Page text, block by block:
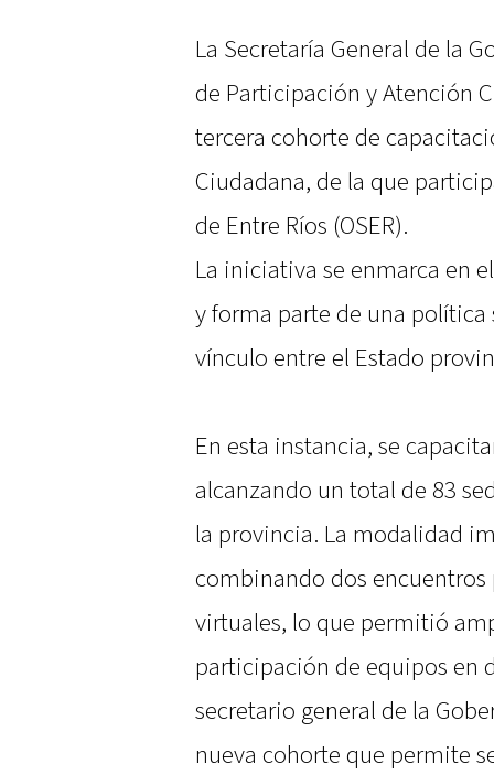
La Secretaría General de la
de Participación y Atención
tercera cohorte de
Ciudadana, de la que
de Entre Ríos (OSER).
La iniciativa se enmarca en
y forma parte de una
vínculo entre el Estado
En esta instancia, se
alcanzando un total de 83
la provincia. La modalidad
combinando dos
virtuales, lo que permitió
participación de equipos en
secretario general de la
nueva cohorte que permite